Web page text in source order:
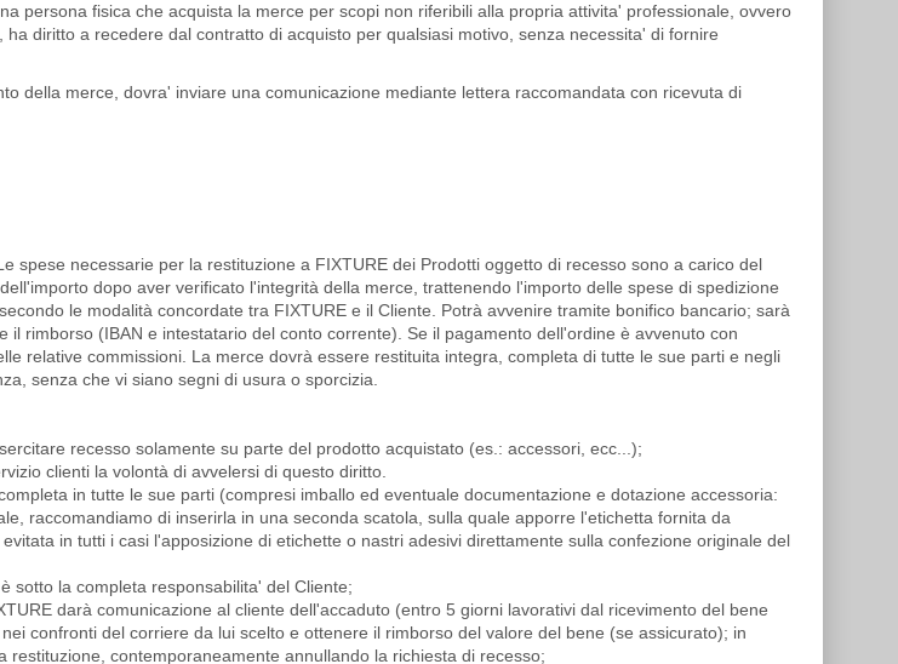
persona fisica che acquista la merce per scopi non riferibili alla propria attivita' professionale, ovvero
diritto a recedere dal contratto di acquisto per qualsiasi motivo, senza necessita' di fornire
della merce, dovra' inviare una comunicazione mediante lettera raccomandata con ricevuta di
spese necessarie per la restituzione a FIXTURE dei Prodotti oggetto di recesso sono a carico del
dopo aver verificato l'integrità della merce, trattenendo l'importo delle spese di spedizione
le modalità concordate tra FIXTURE e il Cliente. Potrà avvenire tramite bonifico bancario; sarà
rimborso (IBAN e intestatario del conto corrente). Se il pagamento dell'ordine è avvenuto con
relative commissioni. La merce dovrà essere restituita integra, completa di tutte le sue parti e negli
senza che vi siano segni di usura o sporcizia.
recesso solamente su parte del prodotto acquistato (es.: accessori, ecc...);
clienti la volontà di avvelersi di questo diritto.
in tutte le sue parti (compresi imballo ed eventuale documentazione e dotazione accessoria:
raccomandiamo di inserirla in una seconda scatola, sulla quale apporre l'etichetta fornita da
in tutti i casi l'apposizione di etichette o nastri adesivi direttamente sulla confezione originale del
sotto la completa responsabilita' del Cliente;
darà comunicazione al cliente dell'accaduto (entro 5 giorni lavorativi dal ricevimento del bene
confronti del corriere da lui scelto e ottenere il rimborso del valore del bene (se assicurato); in
contemporaneamente annullando la richiesta di recesso;